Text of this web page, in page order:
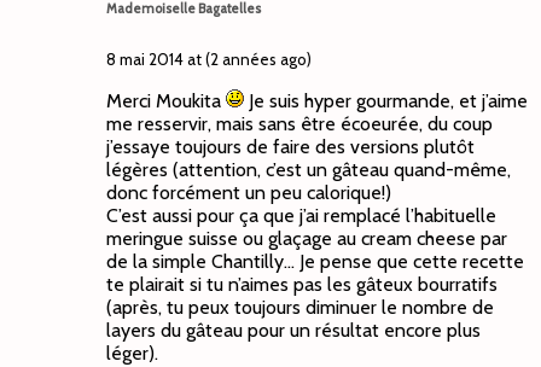
Mademoiselle Bagatelles
8 mai 2014 at (2 années ago)
Merci Moukita
Je suis hyper gourmande, et j’aime
me resservir, mais sans être écoeurée, du coup
j’essaye toujours de faire des versions plutôt
légères (attention, c’est un gâteau quand-même,
donc forcément un peu calorique!)
C’est aussi pour ça que j’ai remplacé l’habituelle
meringue suisse ou glaçage au cream cheese par
de la simple Chantilly… Je pense que cette recette
te plairait si tu n’aimes pas les gâteux bourratifs
(après, tu peux toujours diminuer le nombre de
layers du gâteau pour un résultat encore plus
léger).